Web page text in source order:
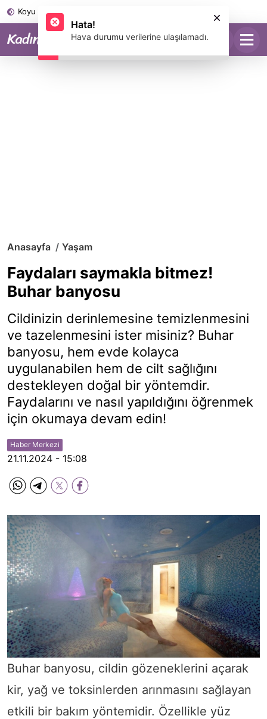
Koyu Mod
Anasayfa Yaşam
Faydaları saymakla bitmez!
Buhar banyosu
Cildinizin derinlemesine temizlenmesini
ve tazelenmesini ister misiniz? Buhar
banyosu, hem evde kolayca
uygulanabilen hem de cilt sağlığını
destekleyen doğal bir yöntemdir.
Faydalarını ve nasıl yapıldığını öğrenmek
için okumaya devam edin!
Haber Merkezi
21.11.2024 - 15:08
Buhar banyosu, cildin gözeneklerini açarak
kir, yağ ve toksinlerden arınmasını sağlayan
etkili bir bakım yöntemidir. Özellikle yüz